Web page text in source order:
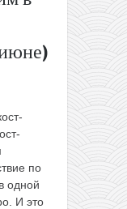
по
одной
И это
в
Москву,
рублей
→